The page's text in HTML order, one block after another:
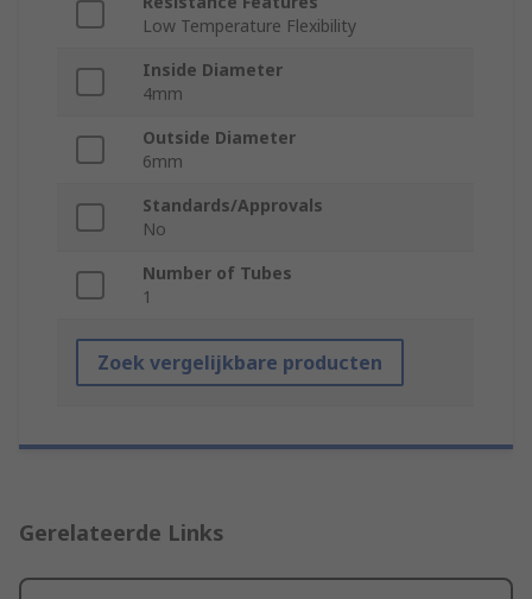
Low Temperature Flexibility
Inside Diameter
4mm
Outside Diameter
6mm
Standards/Approvals
No
Number of Tubes
1
Zoek vergelijkbare producten
Gerelateerde Links